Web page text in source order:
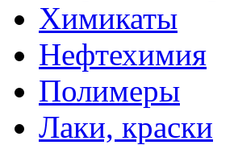
Химикаты
Нефтехимия
Полимеры
Лаки, краски